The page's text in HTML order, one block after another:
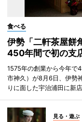
食べる
伊勢「二軒茶屋
450年間で初の支
1575年の創業から今年で
市神久）が8月6日、伊勢
りに面した宇治浦田に新
見る・遊ぶ